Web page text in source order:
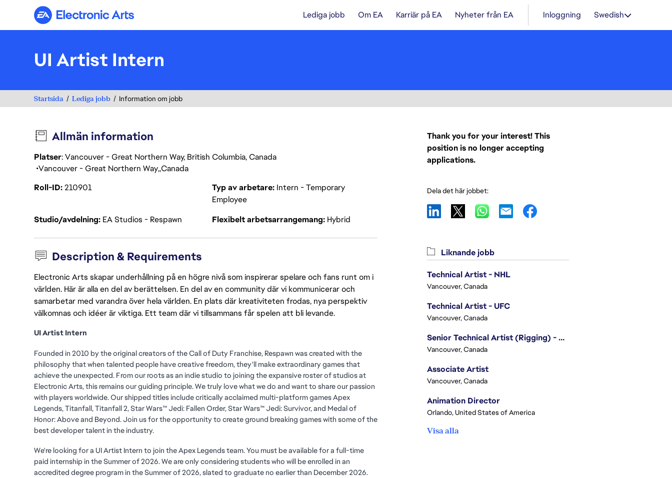
Electronic Arts Lediga jobb Om EA Karriär på EA Nyheter från EA Inloggning Swedish
UI Artist Intern
Startsida Lediga jobb Information om jobb
Allmän information
Platser: Vancouver - Great Northern Way, British Columbia, Canada
Vancouver - Great Northern Way Canada
Roll-ID210901 Typ av arbetare Intern - Temporary
Employee
Studio/avdelning EA Studios - Respawn Flexibelt arbetsarrangemang Hybrid
Description & Requirements
Electronic Arts skapar underhållning på en högre nivå som inspirerar spelare och fans runt om i
världen. Här är alla en del av berättelsen. En del av en community där vi kommunicerar och
samarbetar med varandra över hela världen. En plats där kreativiteten frodas, nya perspektiv
välkomnas och idéer är viktiga. Ett team där vi tillsammans får spelen att bli levande.
UI Artist Intern
Founded in 2010 by the original creators of the Call of Duty Franchise, Respawn was created with the
philosophy that when talented people have creative freedom, they'll make extraordinary games that
achieve the unexpected. From our roots as an indie studio to joining the expansive roster of studios at
Electronic Arts, this remains our guiding principle. We truly love what we do and want to share our passion
with players worldwide. Our shipped titles include critically acclaimed multi-platform games Apex
Legends, Titanfall, Titanfall 2, Star Wars™ Jedi: Fallen Order, Star Wars™ Jedi: Survivor, and Medal of
Honor: Above and Beyond. Join us for the opportunity to create ground breaking games with some of the
best developer talent in the industry.
We're looking for a UI Artist Intern to join the Apex Legends team. You must be available for a full-time
paid internship in the Summer of 2026. We are only considering students who will be enrolled in an
accredited degree program in the Summer of 2026, slated to graduate no earlier than December 2026.
Thank you for your interest! This
position is no longer accepting
applications.
Dela det här jobbet:
Liknande jobb
Technical Artist - NHL
Vancouver, Canada
Technical Artist - UFC
Vancouver, Canada
Senior Technical Artist (Rigging) - EA SPORTS Technology
Vancouver, Canada
Associate Artist
Vancouver, Canada
Animation Director
Orlando, United States of America
Visa alla